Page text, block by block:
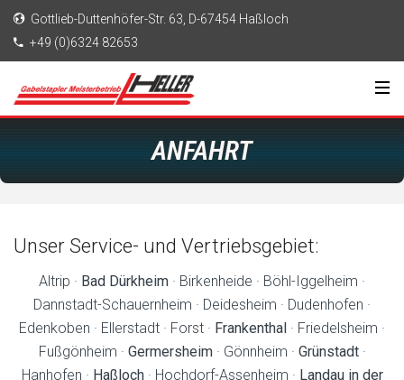
Gottlieb-Duttenhöfer-Str. 63, D-67454 Haßloch
+49 (0)6324 82653
ANFAHRT
Unser Service- und Vertriebsgebiet:
Altrip · Bad Dürkheim · Birkenheide · Böhl-Iggelheim ·
Dannstadt-Schauernheim · Deidesheim · Dudenhofen ·
Edenkoben · Ellerstadt · Forst · Frankenthal · Friedelsheim ·
Fußgönheim · Germersheim· Gönnheim · Grünstadt·
Hanhofen · Haßloch· Hochdorf-Assenheim · Landau in der